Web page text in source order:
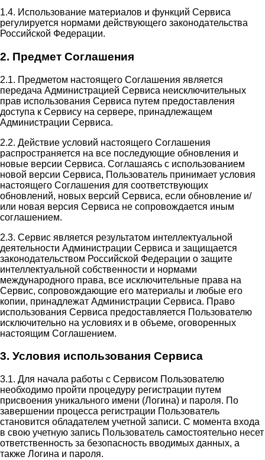
1.4. Использование материалов и функций Сервиса
регулируется нормами действующего законодательства
Российской Федерации.
2. Предмет Соглашения
2.1. Предметом настоящего Соглашения является
передача Администрацией Сервиса неисключительных
прав использования Сервиса путем предоставления
доступа к Сервису на сервере, принадлежащем
Администрации Сервиса.
2.2. Действие условий настоящего Соглашения
распространяется на все последующие обновления и
новые версии Сервиса. Соглашаясь с использованием
новой версии Сервиса, Пользователь принимает условия
настоящего Соглашения для соответствующих
обновлений, новых версий Сервиса, если обновление и/
или новая версия Сервиса не сопровождается иным
соглашением.
2.3. Сервис является результатом интеллектуальной
деятельности Администрации Сервиса и защищается
законодательством Российской Федерации о защите
интеллектуальной собственности и нормами
международного права, все исключительные права на
Сервис, сопровождающие его материалы и любые его
копии, принадлежат Администрации Сервиса. Право
использования Сервиса предоставляется Пользователю
исключительно на условиях и в объеме, оговоренных
настоящим Соглашением.
3. Условия использования Сервиса
3.1. Для начала работы с Сервисом Пользователю
необходимо пройти процедуру регистрации путем
присвоения уникального имени (Логина) и пароля. По
завершении процесса регистрации Пользователь
становится обладателем учетной записи. С момента входа
в свою учетную запись Пользователь самостоятельно несет
ответственность за безопасность вводимых данных, а
также Логина и пароля.